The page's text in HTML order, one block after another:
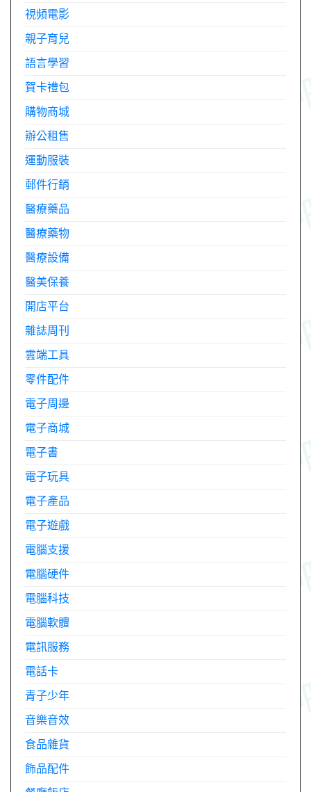
視頻電影
親子育兒
語言學習
賀卡禮包
購物商城
辦公租售
運動服裝
郵件行銷
醫療藥品
醫療藥物
醫療設備
醫美保養
開店平台
雜誌周刊
雲端工具
零件配件
電子周邊
電子商城
電子書
電子玩具
電子產品
電子遊戲
電腦支援
電腦硬件
電腦科技
電腦軟體
電訊服務
電話卡
青子少年
音樂音效
食品雜貨
飾品配件